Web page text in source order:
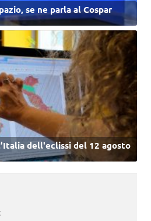
se ne parla al Cospar
dell'eclissi del 12 agosto